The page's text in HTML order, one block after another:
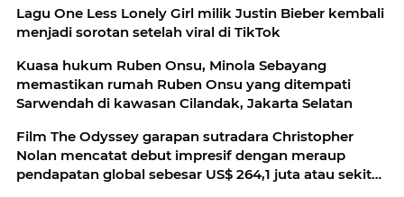
Lagu One Less Lonely Girl milik Justin Bieber kembali
menjadi sorotan setelah viral di TikTok
Kuasa hukum Ruben Onsu, Minola Sebayang
memastikan rumah Ruben Onsu yang ditempati
Sarwendah di kawasan Cilandak, Jakarta Selatan
Film The Odyssey garapan sutradara Christopher
Nolan mencatat debut impresif dengan meraup
pendapatan global sebesar US$ 264,1 juta atau sekitar